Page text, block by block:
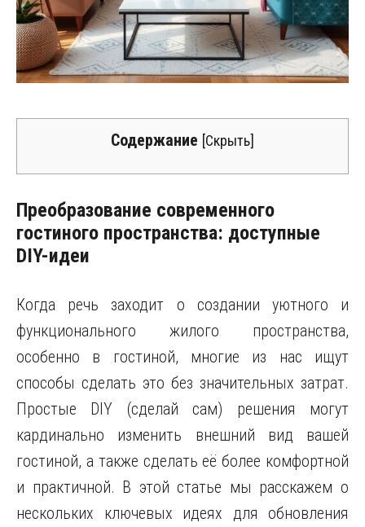
Содержание [Скрыть]
Преобразование современного
гостиного пространства: доступные
DIY-идеи
Когда речь заходит о создании уютного и
функционального жилого пространства,
особенно в гостиной, многие из нас ищут
способы сделать это без значительных затрат.
Простые DIY (сделай сам) решения могут
кардинально изменить внешний вид вашей
гостиной, а также сделать её более комфортной
и практичной. В этой статье мы расскажем о
нескольких ключевых идеях для обновления